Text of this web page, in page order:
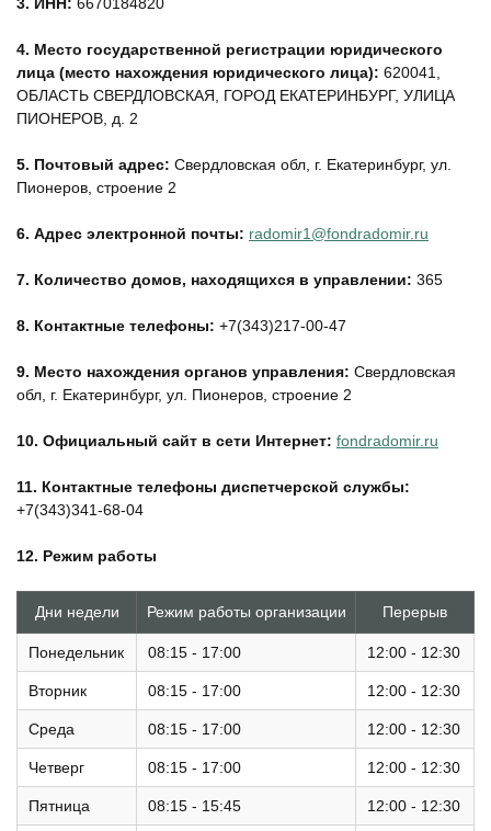
3. ИНН: 6670184820
4. Место государственной регистрации юридического
лица (место нахождения юридического лица): 620041,
ОБЛАСТЬ СВЕРДЛОВСКАЯ, ГОРОД ЕКАТЕРИНБУРГ, УЛИЦА
ПИОНЕРОВ, д. 2
5. Почтовый адрес: Свердловская обл, г. Екатеринбург, ул.
Пионеров, строение 2
6. Адрес электронной почты: radomir1@fondradomir.ru
7. Количество домов, находящихся в управлении: 365
8. Контактные телефоны: +7(343)217-00-47
9. Место нахождения органов управления: Свердловская
обл, г. Екатеринбург, ул. Пионеров, строение 2
10. Официальный сайт в сети Интернет: fondradomir.ru
11. Контактные телефоны диспетчерской службы:
+7(343)341-68-04
12. Режим работы
Дни недели Режим работы организации Перерыв
Понедельник 08:15 - 17:00 12:00 - 12:30
Вторник 08:15 - 17:00 12:00 - 12:30
Среда 08:15 - 17:00 12:00 - 12:30
Четверг 08:15 - 17:00 12:00 - 12:30
Пятница 08:15 - 15:45 12:00 - 12:30